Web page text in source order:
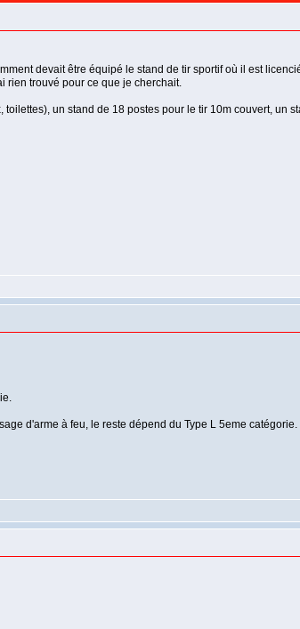
devait être équipé le stand de tir sportif où il est
rien trouvé pour ce que je cherchait.
un stand de 18 postes pour le tir 10m couvert, un
d'arme à feu, le reste dépend du Type L 5eme catégorie.